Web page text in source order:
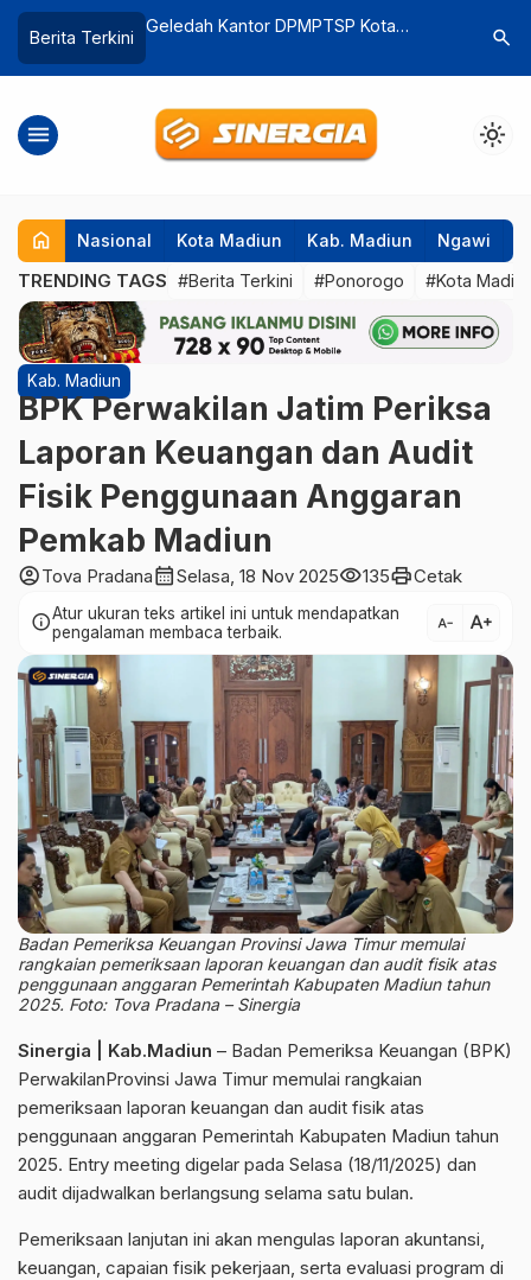
Berita Terkini
Juta Rupiah
Hasil Penyelidikan Pasutri di Pulung
Tumpul
search
menu light_mode
home Nasional Kota Madiun Kab. Madiun Ngawi
TRENDING TAGS #Berita Terkini #Ponorogo #Kota
Kab. Madiun
BPK Perwakilan Jatim Periksa
Laporan Keuangan dan Audit
Fisik Penggunaan Anggaran
Pemkab Madiun
account_circleTova Pradanacalendar_monthSelasa, 18 Nov 2025visibility135printCetak
infoAtur ukuran teks artikel ini untuk mendapatkan
pengalaman membaca terbaik.
text_decrease text_increase
Badan Pemeriksa Keuangan Provinsi Jawa Timur memulai
rangkaian pemeriksaan laporan keuangan dan audit fisik atas
penggunaan anggaran Pemerintah Kabupaten Madiun tahun
2025. Foto: Tova Pradana – Sinergia
Sinergia | Kab.Madiun – Badan Pemeriksa Keuangan (BPK)
PerwakilanProvinsi Jawa Timur memulai rangkaian
pemeriksaan laporan keuangan dan audit fisik atas
penggunaan anggaran Pemerintah Kabupaten Madiun tahun
2025. Entry meeting digelar pada Selasa (18/11/2025) dan
audit dijadwalkan berlangsung selama satu bulan.
Pemeriksaan lanjutan ini akan mengulas laporan akuntansi,
keuangan, capaian fisik pekerjaan, serta evaluasi program di